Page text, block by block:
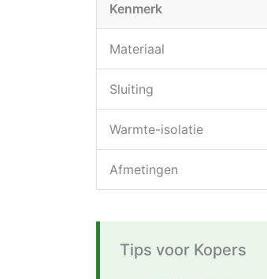
Kenmerk
Materiaal
Sluiting
Warmte-isolatie
Afmetingen
Tips voor Kopers